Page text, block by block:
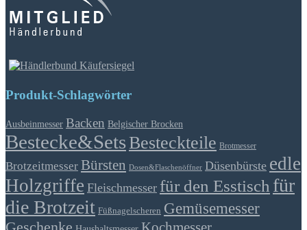
Produkt-Schlagwörter
Ausbeinmesser Backen Belgischer Brocken
Bestecke&SetsBesteckteile Brotmesser
Brotzeitmesser Bürsten Dosen&Flaschenöffner Düsenbürste edle
Holzgriffe Fleischmesser für den Esstisch für
die Brotzeit Füßnagelscheren Gemüsemesser